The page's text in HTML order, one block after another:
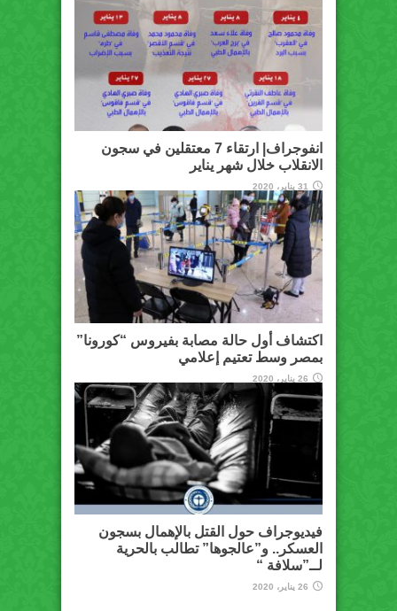
انفوجراف| ارتقاء 7 معتقلين في سجون
الانقلاب خلال شهر يناير
31 يناير، 2020
اكتشاف أول حالة مصابة بفيروس “كورونا”
بمصر وسط تعتيم إعلامي
26 يناير، 2020
فيديوجراف حول القتل بالإهمال بسجون
العسكر.. و”عالجوها” تطالب بالحرية
لــ”سلافة “
26 يناير، 2020